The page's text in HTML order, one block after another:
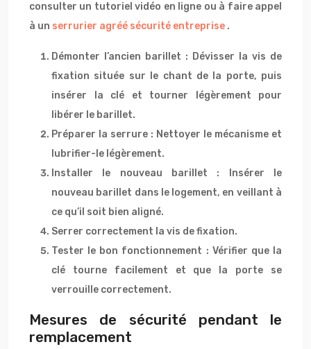
consulter un tutoriel vidéo en ligne ou à faire appel
à un serrurier agréé sécurité entreprise .
Démonter l’ancien barillet : Dévisser la vis de
fixation située sur le chant de la porte, puis
insérer la clé et tourner légèrement pour
libérer le barillet.
Préparer la serrure : Nettoyer le mécanisme et
lubrifier-le légèrement.
Installer le nouveau barillet : Insérer le
nouveau barillet dans le logement, en veillant à
ce qu’il soit bien aligné.
Serrer correctement la vis de fixation.
Tester le bon fonctionnement : Vérifier que la
clé tourne facilement et que la porte se
verrouille correctement.
Mesures de sécurité pendant le
remplacement